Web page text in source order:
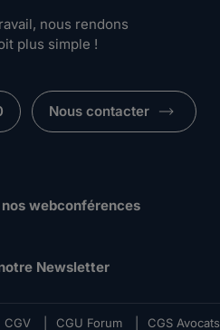
nous rendons
plus simple !
Nous contacter
webconférences
Newsletter
CGV CGU Forum CGS Avocats